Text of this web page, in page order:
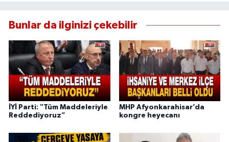
Bunlar da ilginizi çekebilir
İYİ Parti: "Tüm Maddeleriyle
Reddediyoruz”
MHP Afyonkarahisar’da
kongre heyecanı